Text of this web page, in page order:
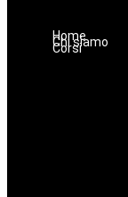
Home
Chi siamo
Corsi